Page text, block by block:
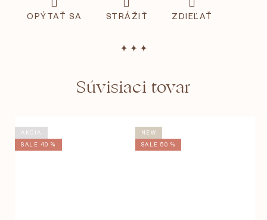
OPÝTAŤ SA STRÁŽIŤ ZDIEĽAŤ
Súvisiaci tovar
AKCIA
SALE 40 %
NEW
SALE 50 %